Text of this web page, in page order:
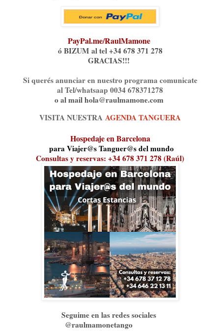
PayPal.me/RaulMamone
ó BIZUM al tel +34 678 371 278
GRACIAS!!!
Si querés anunciar en nuestro programa comunicate
al Tel/whatsaap 0034 678371278
o al mail hola@raulmamone.com
VISITA NUESTRA AGENDA TANGUERA
Hospedaje en Barcelona
para Viajer@s Tanguer@s del mundo
Consultas y reservas: +34 678 371 278 (Raúl)
Seguime en las redes sociales
@raulmamonetango